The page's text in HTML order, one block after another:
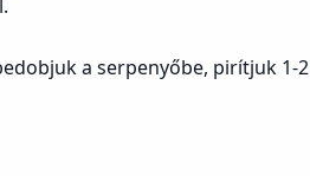
a serpenyőbe, pirítjuk 1-2